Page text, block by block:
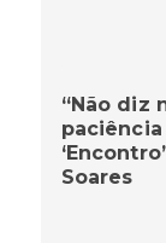
“Não diz
Soares